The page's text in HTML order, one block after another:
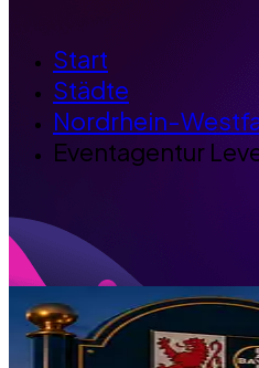
Start
Städte
Nordrhein-
Eventagentur